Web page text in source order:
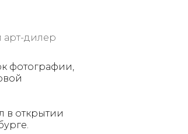
арт-дилер
фотографии,
в открытии